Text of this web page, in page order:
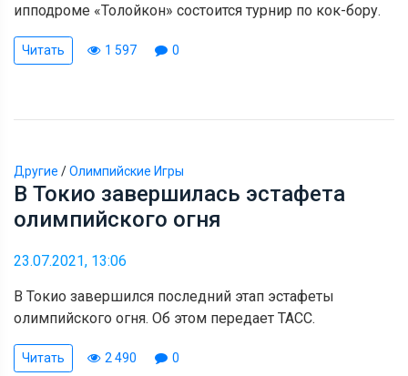
ипподроме «Толойкон» состоится турнир по кок-бору.
Читать 1 597 0
Другие /Олимпийские Игры
В Токио завершилась эстафета
олимпийского огня
23.07.2021, 13:06
В Токио завершился последний этап эстафеты
олимпийского огня. Об этом передает ТАСС.
Читать 2 490 0